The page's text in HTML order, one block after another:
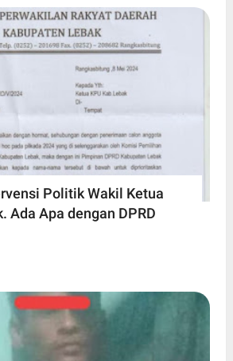
Politik Wakil Ketua
Ada Apa dengan DPRD